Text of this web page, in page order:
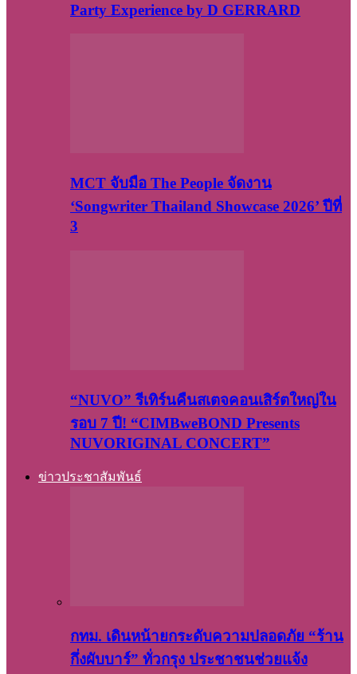
Party Experience by D GERRARD
MCT จับมือ The People จัดงาน
‘Songwriter Thailand Showcase 2026’ ปีที่
3
“NUVO” รีเทิร์นคืนสเตจคอนเสิร์ตใหญ่ใน
รอบ 7 ปี! “CIMBweBOND Presents
NUVORIGINAL CONCERT”
ข่าวประชาสัมพันธ์
กทม. เดินหน้ายกระดับความปลอดภัย “ร้าน
กึ่งผับบาร์” ทั่วกรุง ประชาชนช่วยแจ้ง